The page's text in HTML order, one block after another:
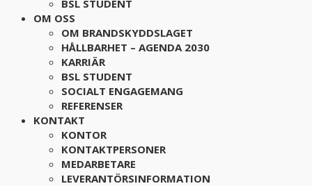
BSL STUDENT
OM OSS
OM BRANDSKYDDSLAGET
HÅLLBARHET – AGENDA 2030
KARRIÄR
BSL STUDENT
SOCIALT ENGAGEMANG
REFERENSER
KONTAKT
KONTOR
KONTAKTPERSONER
MEDARBETARE
LEVERANTÖRSINFORMATION